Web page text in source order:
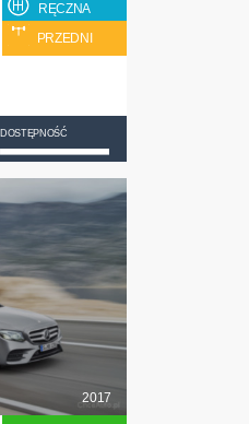
RĘCZNA
PRZEDNI
DOSTĘPNOŚĆ
2017